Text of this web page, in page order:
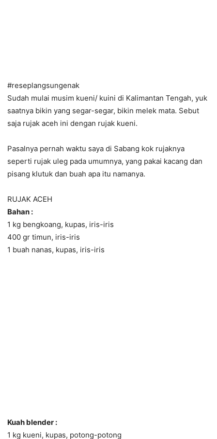
#reseplangsungenak
Sudah mulai musim kueni/ kuini di Kalimantan Tengah, yuk
saatnya bikin yang segar-segar, bikin melek mata. Sebut
saja rujak aceh ini dengan rujak kueni.
Pasalnya pernah waktu saya di Sabang kok rujaknya
seperti rujak uleg pada umumnya, yang pakai kacang dan
pisang klutuk dan buah apa itu namanya.
RUJAK ACEH
Bahan :
1 kg bengkoang, kupas, iris-iris
400 gr timun, iris-iris
1 buah nanas, kupas, iris-iris
Kuah blender :
1 kg kueni, kupas, potong-potong